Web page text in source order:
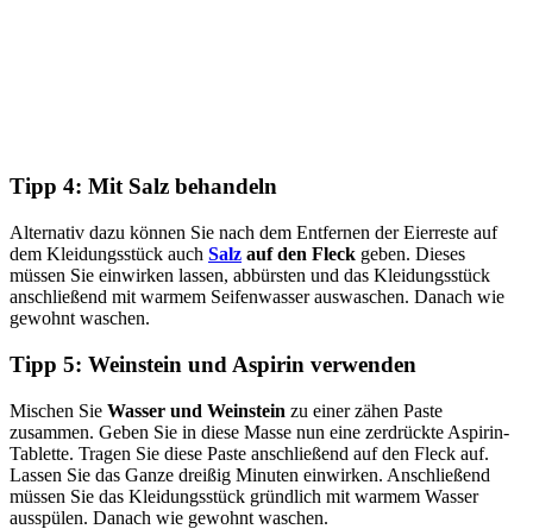
Tipp 4: Mit Salz behandeln
Alternativ dazu können Sie nach dem Entfernen der Eierreste auf
dem Kleidungsstück auch Salz auf den Fleck geben. Dieses
müssen Sie einwirken lassen, abbürsten und das Kleidungsstück
anschließend mit warmem Seifenwasser auswaschen. Danach wie
gewohnt waschen.
Tipp 5: Weinstein und Aspirin verwenden
Mischen Sie Wasser und Weinstein zu einer zähen Paste
zusammen. Geben Sie in diese Masse nun eine zerdrückte Aspirin-
Tablette. Tragen Sie diese Paste anschließend auf den Fleck auf.
Lassen Sie das Ganze dreißig Minuten einwirken. Anschließend
müssen Sie das Kleidungsstück gründlich mit warmem Wasser
ausspülen. Danach wie gewohnt waschen.